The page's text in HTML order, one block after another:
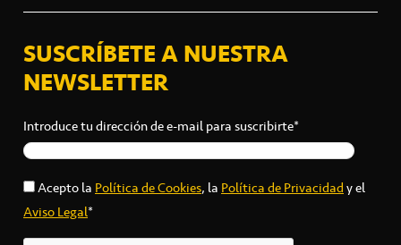
SUSCRÍBETE A NUESTRA
NEWSLETTER
Introduce tu dirección de e-mail para suscribirte*
Acepto laPolítica de Cookies, laPolítica de Privacidady el
Aviso Legal*